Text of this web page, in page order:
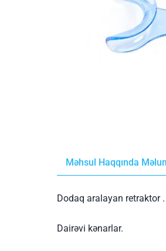
Məhsul Haqqında
Dodaq aralayan retraktor
Dairəvi kənarlar.